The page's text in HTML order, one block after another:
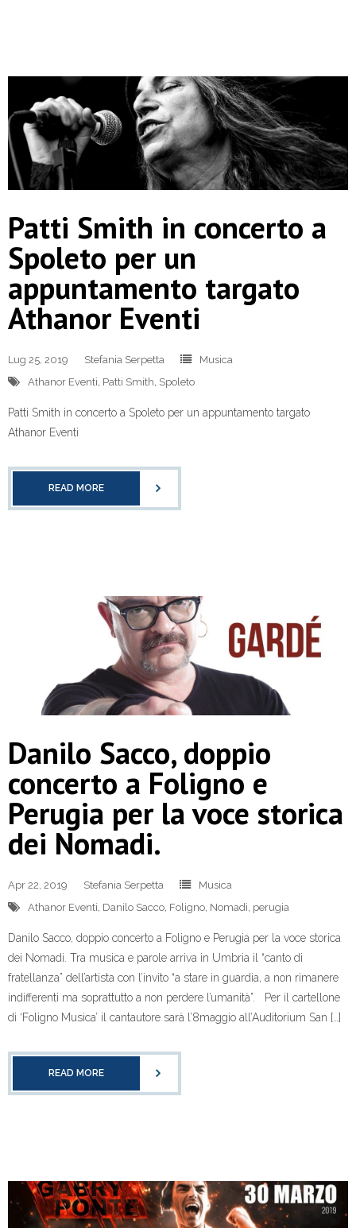
Patti Smith in concerto a
Spoleto per un
appuntamento targato
Athanor Eventi
Lug 25, 2019 Stefania Serpetta
Musica
Athanor Eventi Patti Smith Spoleto
Patti Smith in concerto a Spoleto per un appuntamento targato
Athanor Eventi
READ MORE
Danilo Sacco, doppio
concerto a Foligno e
Perugia per la voce storica
dei Nomadi.
Apr 22, 2019 Stefania Serpetta
Musica
Athanor Eventi, Danilo Sacco, Foligno, Nomadi, perugia
Danilo Sacco, doppio concerto a Foligno e Perugia per la voce storica
dei Nomadi. Tra musica e parole arriva in Umbria il “canto di
fratellanza” dell’artista con l’invito “a stare in guardia, a non rimanere
indifferenti ma soprattutto a non perdere l’umanità”. Per il cartellone
di ‘Foligno Musica’ il cantautore sarà l’8maggio all’Auditorium San […]
READ MORE